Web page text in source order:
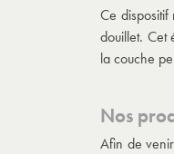
Ce
douillet. Cet
la couche
Nos
Afin de